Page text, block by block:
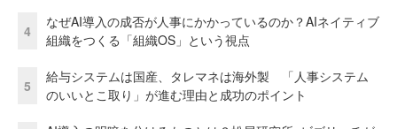
4
なぜAI導入の成否が人事にかかっているのか？AIネイティブ
組織をつくる「組織OS」という視点
5
給与システムは国産、タレマネは海外製 「人事システム
のいいとこ取り」が進む理由と成功のポイント